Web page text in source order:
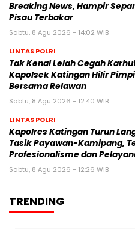
Breaking News, Hampir
Pisau Terbakar
Sabtu, 8 Agu 2026 - 14:02 WIB
LINTAS POLRI
Tak Kenal Lelah Cegah
Kapolsek Katingan Hilir
Bersama Relawan
Sabtu, 8 Agu 2026 - 12:40 WIB
LINTAS POLRI
Kapolres Katingan Turun
Tasik Payawan-Kamipang,
Profesionalisme dan
Sabtu, 8 Agu 2026 - 12:26 WIB
TRENDING